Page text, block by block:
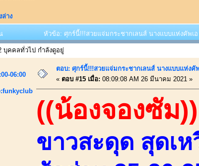
ล่าง
หัวข้อ: ศุกร์นี้!!!สวยแจ่มกระชากเลนส์ นางแบบแห่งคัพเ
บุคคลทั่วไป กำลังดูอยู่
06:00
ตอบ: ศุกร์นี้!!!สวยแจ่มกระชากเลนส์ นางแบบแห่งคั
« ตอบ #15 เมื่อ: 08:09:08 AM 26 มีนาคม 2021 »
((น้องจองซัม))
ขาวสะดุด สุดเห